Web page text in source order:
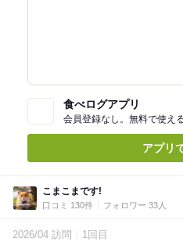
食べログアプリ
会員登録なし。無料で使え
アプリ
こまこまです!
口コミ 130件 フォロワー 33人
2026/04 訪問 1回目